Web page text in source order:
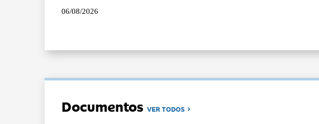
06/08/2026
DocumentosVER TODOS